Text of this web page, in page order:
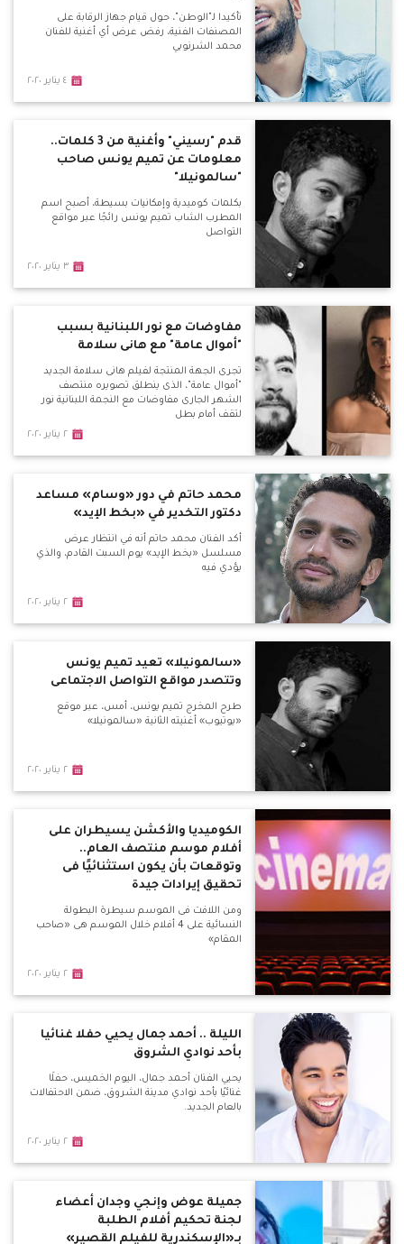
تأكيدا لـ"الوطن"، حول قيام جهاز الرقابة على
المصنفات الفنية، رفض عرض أي أغنية للفنان
محمد الشرنوبي
٤ يناير ٢٠٢٠
قدم "رسيني" وأغنية من 3 كلمات..
معلومات عن تميم يونس صاحب
"سالمونيلا"
بكلمات كوميدية وإمكانيات بسيطة، أصبح اسم
المطرب الشاب تميم يونس رائجًا عبر مواقع
التواصل
٣ يناير ٢٠٢٠
مفاوضات مع نور اللبنانية بسبب
"أموال عامة" مع هانى سلامة
تجرى الجهة المنتجة لفيلم هانى سلامة الجديد
"أموال عامة"، الذى ينطلق تصويره منتصف
الشهر الجارى مفاوضات مع النجمة اللبنانية نور
لتقف أمام بطل
٢ يناير ٢٠٢٠
محمد حاتم في دور «وسام» مساعد
دكتور التخدير في «بخط الإيد»
أكد الفنان محمد حاتم أنه في انتظار عرض
مسلسل «بخط الإيد» يوم السبت القادم، والذي
يؤدي فيه
٢ يناير ٢٠٢٠
«سالمونيلا» تعيد تميم يونس
وتتصدر مواقع التواصل الاجتماعى
طرح المخرج تميم يونس، أمس، عبر موقع
«يوتيوب» أغنيته الثانية «سالمونيلا»
٢ يناير ٢٠٢٠
الكوميديا والأكشن يسيطران على
أفلام موسم منتصف العام..
وتوقعات بأن يكون استثنائيًا فى
تحقيق إيرادات جيدة
ومن اللافت فى الموسم سيطرة البطولة
النسائية على 4 أفلام خلال الموسم هى «صاحب
المقام»
٢ يناير ٢٠٢٠
الليلة .. أحمد جمال يحيي حفلا غنائيا
بأحد نوادي الشروق
يحيي الفنان أحمد جمال، اليوم الخميس، حفلًا
غنائيًا بأحد نوادي مدينة الشروق، ضمن الاحتفالات
بالعام الجديد.
٢ يناير ٢٠٢٠
جميلة عوض وإنجي وجدان أعضاء
لجنة تحكيم أفلام الطلبة
بـ«الإسكندرية للفيلم القصير»